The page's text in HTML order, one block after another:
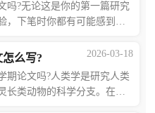
吗?无论这是你的第一篇研究
，下笔时你都有可能感到不
写作变得更简单。如果2026-03-18
么写?
期论文吗?人类学是研究人类
长类动物的科学分支。在成